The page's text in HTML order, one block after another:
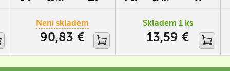
Není skladem
90,83 €
Skladem 1 ks
13,59 €